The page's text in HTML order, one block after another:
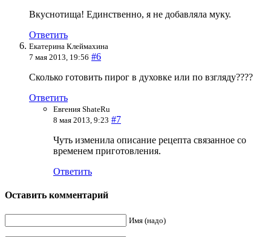
Вкуснотища! Единственно, я не добавляла муку.
Ответить
Екатерина Клеймахина
7 мая 2013, 19:56 #6
Сколько готовить пирог в духовке или по взгляду????
Ответить
Евгения ShateRu
8 мая 2013, 9:23 #7
Чуть изменила описание рецепта связанное со
временем приготовления.
Ответить
Оставить комментарий
Имя (надо)